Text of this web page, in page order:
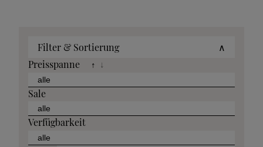
Filter & Sortierung
∧
Preisspanne
↑ ↓
Sale
Verfügbarkeit